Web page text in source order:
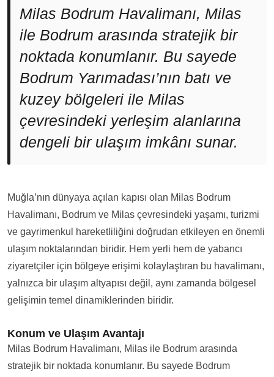
Milas Bodrum Havalimanı, Milas
ile Bodrum arasında stratejik bir
noktada konumlanır. Bu sayede
Bodrum Yarımadası’nın batı ve
kuzey bölgeleri ile Milas
çevresindeki yerleşim alanlarına
dengeli bir ulaşım imkânı sunar.
Muğla’nın dünyaya açılan kapısı olan Milas Bodrum
Havalimanı, Bodrum ve Milas çevresindeki yaşamı, turizmi
ve gayrimenkul hareketliliğini doğrudan etkileyen en önemli
ulaşım noktalarından biridir. Hem yerli hem de yabancı
ziyaretçiler için bölgeye erişimi kolaylaştıran bu havalimanı,
yalnızca bir ulaşım altyapısı değil, aynı zamanda bölgesel
gelişimin temel dinamiklerinden biridir.
Konum ve Ulaşım Avantajı
Milas Bodrum Havalimanı, Milas ile Bodrum arasında
stratejik bir noktada konumlanır. Bu sayede Bodrum